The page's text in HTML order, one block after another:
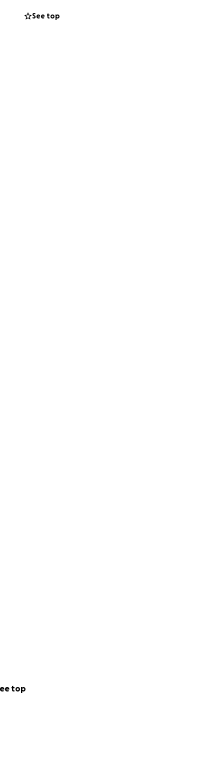
top
en
erg welkom.
See top